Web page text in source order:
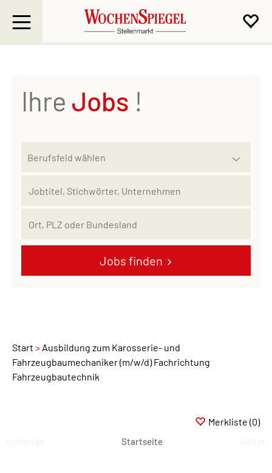
Ihre Jobs !
Jobs finden
Start
Ausbildung zum Karosserie- und
Fahrzeugbaumechaniker (m/w/d) Fachrichtung
Fahrzeugbautechnik
Merkliste (0)
Startseite